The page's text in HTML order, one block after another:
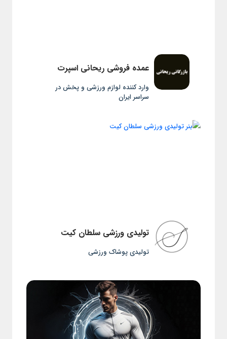
عمده فروشی ریحانی اسپرت
وارد کننده لوازم ورزشی و پخش در
سراسر ایران
تولیدی ورزشی سلطان کیت
تولیدی پوشاک ورزشی